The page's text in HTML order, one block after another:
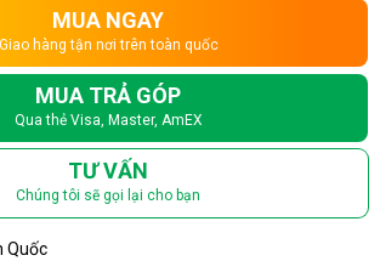
MUA NGAY
Giao hàng tận nơi trên toàn quốc
MUA TRẢ GÓP
Qua thẻ Visa, Master, AmEX
TƯ VẤN
Chúng tôi sẽ gọi lại cho bạn
Quốc